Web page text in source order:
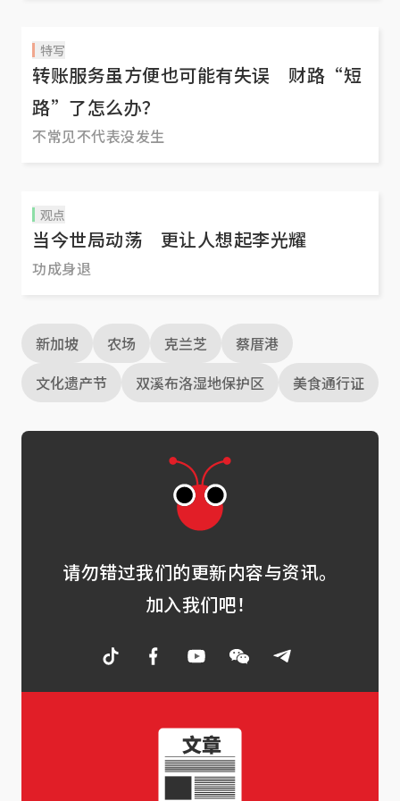
特写
转账服务虽方便也可能有失误 财路“短
路”了怎么办？
不常见不代表没发生
观点
当今世局动荡 更让人想起李光耀
功成身退
新加坡 农场 克兰芝
蔡厝港
文化遗产节
双溪布洛湿地保护区 美食通行证
请勿错过我们的更新内容与资讯。
加入我们吧！